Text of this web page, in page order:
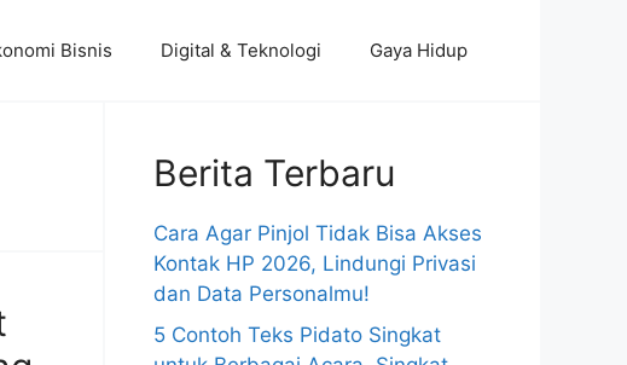
Bisnis Digital & Teknologi Gaya Hidup
Berita Terbaru
Cara Agar Pinjol Tidak Bisa Akses
Kontak HP 2026, Lindungi Privasi
dan Data Personalmu!
5 Contoh Teks Pidato Singkat